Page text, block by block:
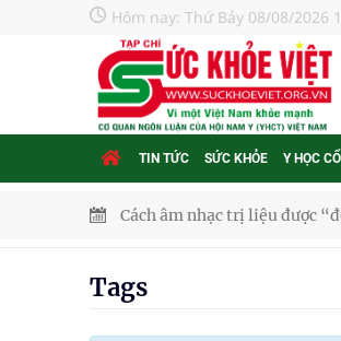
Hôm nay: Thứ Bảy 08/08/2026
TIN TỨC SỨC KHỎE Y HỌC
Cách âm nhạc trị liệu được
Tags